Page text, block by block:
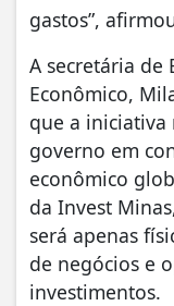
gastos”,
A secretária de
Econômico,
que a iniciativa
governo em
econômico
da Invest
será apenas
de negócios e
investimentos.